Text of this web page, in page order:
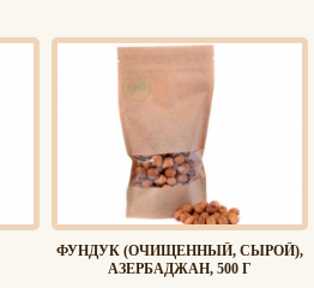
ФУНДУК (ОЧИЩЕННЫЙ, СЫРОЙ),
АЗЕРБАДЖАН, 500 Г